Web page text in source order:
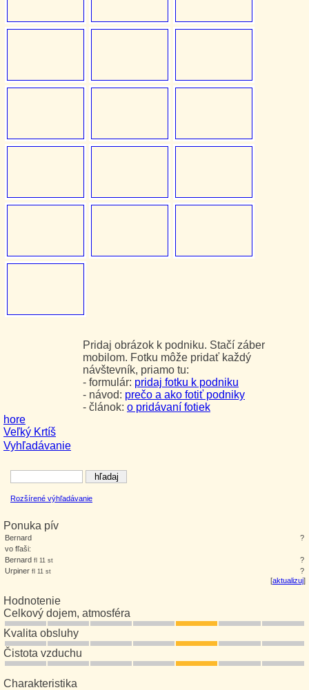
Vyhľadávanie
Rozšírené výhľadávanie
Ponuka pív
Bernard
?
vo fľaši:
Bernard fl 11 st
?
Urpiner fl 11 st
?
[aktualizuj]
Hodnotenie
Celkový dojem, atmosféra
Kvalita obsluhy
Čistota vzduchu
Charakteristika
Pridaj obrázok k podniku. Stačí záber
mobilom. Fotku môže pridať každý
návštevník, priamo tu:
- formulár: pridaj fotku k podniku
- návod: prečo a ako fotiť podniky
- článok: o pridávaní fotiek
hore
Veľký Krtíš